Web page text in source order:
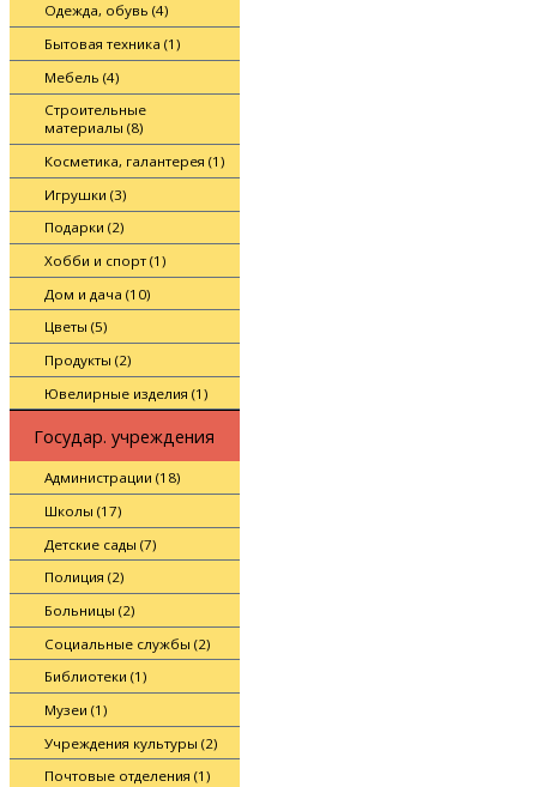
Одежда, обувь (4)
Бытовая техника (1)
Мебель (4)
Строительные
материалы (8)
Косметика, галантерея (1)
Игрушки (3)
Подарки (2)
Хобби и спорт (1)
Дом и дача (10)
Цветы (5)
Продукты (2)
Ювелирные изделия (1)
Государ. учреждения
Администрации (18)
Школы (17)
Детские сады (7)
Полиция (2)
Больницы (2)
Социальные службы (2)
Библиотеки (1)
Музеи (1)
Учреждения культуры (2)
Почтовые отделения (1)